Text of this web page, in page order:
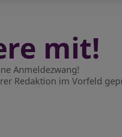
mit!
Anmeldezwang!
Redaktion im Vorfeld